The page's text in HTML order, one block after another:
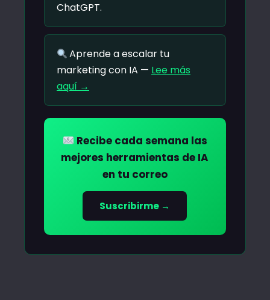
ChatGPT.
Aprende a escalar tu
marketing con IA — Lee más
aquí →
Recibe cada semana las
mejores herramientas de IA
en tu correo
Suscribirme →